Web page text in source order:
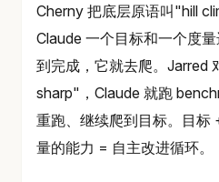
Cherny 把底层原语叫"hill
Claude 一个目标和一个度
到完成，它就去爬。Jarred
sharp"，Claude 就跑
重跑、继续爬到目标。目标
量的能力 = 自主改进循环。